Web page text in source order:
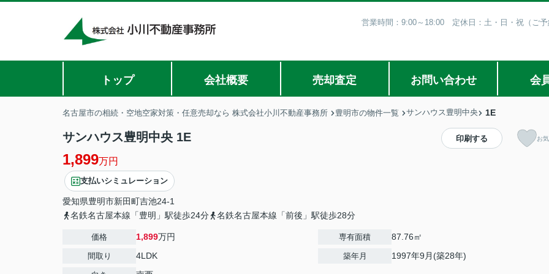
営業時間：9:00～18:00 定休日：土・日・祝（ご
トップ 会社概要 売却査定 お問い合わせ 会
名古屋市の相続・空地空家対策・任意売却なら 株式会社小川不動産事務所 豊明市の物件一覧 サンハウス豊明中央 1E
サンハウス豊明中央 1E
1,899万円
支払いシミュレーション
愛知県豊明市新田町吉池24-1
名鉄名古屋本線「豊明」駅徒歩24分
名鉄名古屋本線「前後」駅徒歩28分
印刷する お
価格 1,899万円
間取り 4LDK
専有面積 87.76㎡
築年月 1997年9月(築28年)